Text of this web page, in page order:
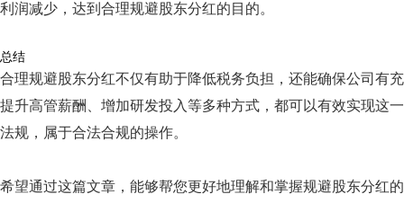
利润减少，达到合理规避股东分红的目的。
总结
合理规避股东分红不仅有助于降低税务负担，还能确保公司有
提升高管薪酬、增加研发投入等多种方式，都可以有效实现这
法规，属于合法合规的操作。
希望通过这篇文章，能够帮您更好地理解和掌握规避股东分红